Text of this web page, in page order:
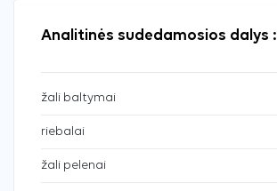
Analitinės sudedamosios dalys :
žali baltymai
riebalai
žali pelenai